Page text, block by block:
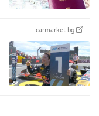
carmarket.bg